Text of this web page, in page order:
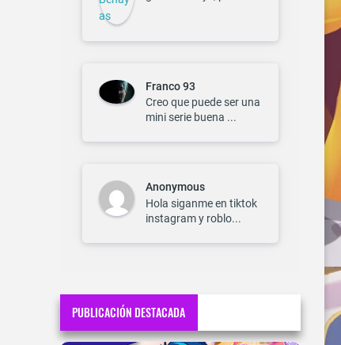
Franco 93
Creo que puede ser una
mini serie buena ...
Anonymous
Hola siganme en tiktok
instagram y roblo...
PUBLICACIÓN DESTACADA